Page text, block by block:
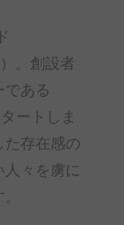
。創設者
である
ートしま
た存在感の
人々を虜に